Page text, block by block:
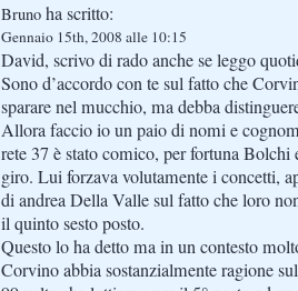
Bruno ha scritto:
Gennaio 15th, 2008 alle 10:15
David, scrivo di rado anche se leggo
Sono d’accordo con te sul fatto che
sparare nel mucchio, ma debba
Allora faccio io un paio di nomi e
rete 37 è stato comico, per fortuna
giro. Lui forzava volutamente i concetti,
di andrea Della Valle sul fatto che loro
il quinto sesto posto.
Questo lo ha detto ma in un contesto
Corvino abbia sostanzialmente ragione